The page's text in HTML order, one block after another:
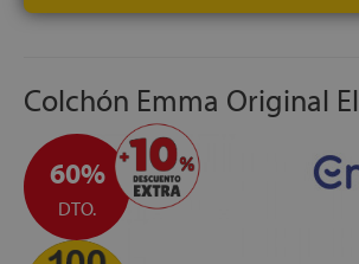
Colchón Emma Original
60%
DTO.